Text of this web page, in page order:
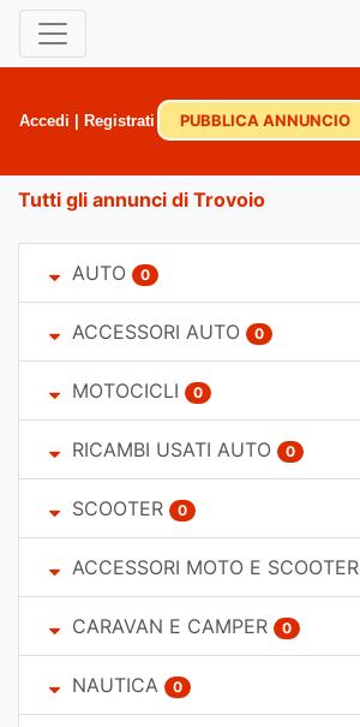
Accedi Registrati PUBBLICA ANNUNCIO
Tutti gli annunci di Trovoio
AUTO 0
ACCESSORI AUTO 0
MOTOCICLI 0
RICAMBI USATI AUTO 0
SCOOTER 0
ACCESSORI MOTO E SCOOTER
CARAVAN E CAMPER 0
NAUTICA 0